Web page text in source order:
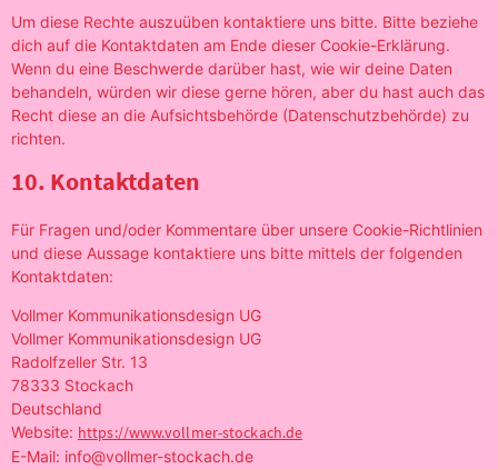
Um diese Rechte auszuüben kontaktiere uns bitte. Bitte beziehe
dich auf die Kontaktdaten am Ende dieser Cookie-Erklärung.
Wenn du eine Beschwerde darüber hast, wie wir deine Daten
behandeln, würden wir diese gerne hören, aber du hast auch das
Recht diese an die Aufsichtsbehörde (Datenschutzbehörde) zu
richten.
10. Kontaktdaten
Für Fragen und/oder Kommentare über unsere Cookie-Richtlinien
und diese Aussage kontaktiere uns bitte mittels der folgenden
Kontaktdaten:
Vollmer Kommunikationsdesign UG
Vollmer Kommunikationsdesign UG
Radolfzeller Str. 13
78333 Stockach
Deutschland
Website: https://www.vollmer-stockach.de
E-Mail: info@vollmer-stockach.de